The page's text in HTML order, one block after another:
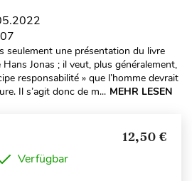
seulement une présentation du livre
Jonas ; il veut, plus généralement,
responsabilité » que l’homme devrait
Il s’agit donc de m... MEHR LESEN
12,50 €
Verfügbar